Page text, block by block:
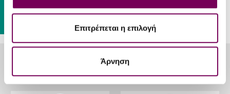
Επιτρέπεται η επιλογή
Άρνηση
RELATED PRODUCTS
Gift Card